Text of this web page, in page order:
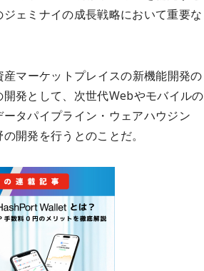
ェミナイの成長戦略において重要な
マーケットプレイスの新機能開発の
発として、次世代Webやモバイルの
タパイプライン・ウェアハウジン
開発を行うとのことだ。